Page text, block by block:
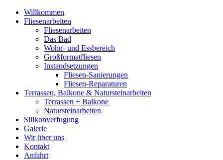
Willkommen
Fliesenarbeiten
Fliesenarbeiten
Das Bad
Wohn- und Essbereich
Großformatfliesen
Instandsetzungen
Fliesen-Sanierungen
Fliesen-Reparaturen
Terrassen, Balkone & Natursteinarbeiten
Terrassen + Balkone
Natursteinarbeiten
Silikonverfugung
Galerie
Wir über uns
Kontakt
Anfahrt